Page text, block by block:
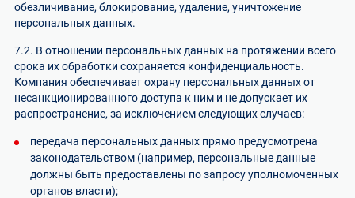
обезличивание, блокирование, удаление, уничтожение
персональных данных.
7.2. В отношении персональных данных на протяжении всего
срока их обработки сохраняется конфиденциальность.
Компания обеспечивает охрану персональных данных от
несанкционированного доступа к ним и не допускает их
распространение, за исключением следующих случаев:
передача персональных данных прямо предусмотрена
законодательством (например, персональные данные
должны быть предоставлены по запросу уполномоченных
органов власти);